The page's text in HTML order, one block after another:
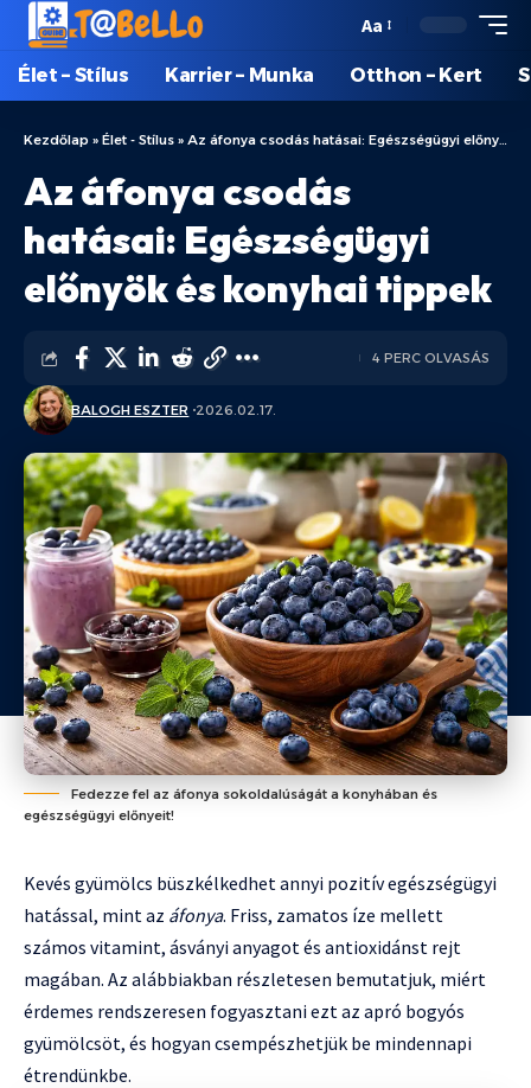
Aa
Élet – Stílus Karrier – Munka Otthon – Kert
Kezdőlap » Élet - Stílus » Az áfonya csodás hatásai: Egészségügyi előnyök és konyhai tippek
Az áfonya csodás
hatásai: Egészségügyi
előnyök és konyhai tippek
BALOGH ESZTER 2026.02.17.
4 PERC OLVASÁS
Fedezze fel az áfonya sokoldalúságát a konyhában és
egészségügyi előnyeit!
Kevés gyümölcs büszkélkedhet annyi pozitív egészségügyi
hatással, mint az áfonya. Friss, zamatos íze mellett
számos vitamint, ásványi anyagot és antioxidánst rejt
magában. Az alábbiakban részletesen bemutatjuk, miért
érdemes rendszeresen fogyasztani ezt az apró bogyós
gyümölcsöt, és hogyan csempészhetjük be mindennapi
étrendünkbe.